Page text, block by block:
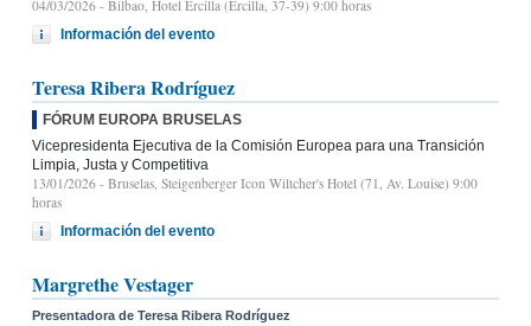
04/03/2026 - Bilbao, Hotel Ercilla (Ercilla, 37-39) 9:00 horas
Información del evento
Teresa Ribera Rodríguez
FÓRUM EUROPA BRUSELAS
Vicepresidenta Ejecutiva de la Comisión Europea para una Transición
Limpia, Justa y Competitiva
13/01/2026 - Bruselas, Steigenberger Icon Wiltcher's Hotel (71, Av. Louise) 9:00
horas
Información del evento
Margrethe Vestager
Presentadora de Teresa Ribera Rodríguez